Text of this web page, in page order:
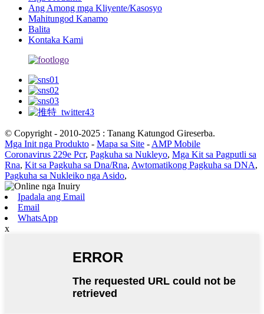
Ang Among mga Kliyente/Kasosyo
Mahitungod Kanamo
Balita
Kontaka Kami
© Copyright - 2010-2025 : Tanang Katungod Gireserba.
Mga Init nga Produkto - Mapa sa Site -AMP Mobile
Coronavirus 229e Pcr, Pagkuha sa Nukleyo, Mga Kit sa Pagputli sa
Rna, Kit sa Pagkuha sa Dna/Rna, Awtomatikong Pagkuha sa DNA,
Pagkuha sa Nukleiko nga Asido,
Ipadala ang Email
Email
WhatsApp
x